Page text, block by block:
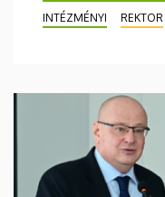
INTÉZMÉNYI
REKTOR